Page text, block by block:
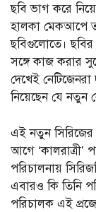
ছবি ভাগ করে
হালকা মেকআপে
ছবিগুলোতে। ছবির
সঙ্গে কাজ করার
দেখেই
নিয়েছেন যে নতুন
এই নতুন সিরিজের
আগে ‘কালরাত্রী’
পরিচালনায়
এবারও কি তিনি
পরিচালক এই